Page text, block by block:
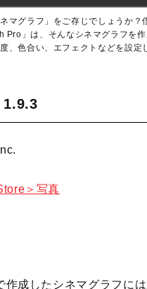
マグラフ」をご存じでしょうか
」は、そんなシネマグラフを
、色合い、エフェクトなどを設
＞写真
作成したシネマグラフに